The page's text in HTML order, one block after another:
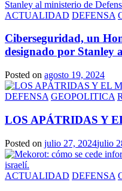
ACTUALIDAD DEFENSA
Ciberseguridad, un
designado por Stanley
Posted on agosto 19, 2024
DEFENSA GEOPOLITICA
LOS APÁTRIDAS Y
Posted on julio 27, 2024julio
ACTUALIDAD DEFENSA